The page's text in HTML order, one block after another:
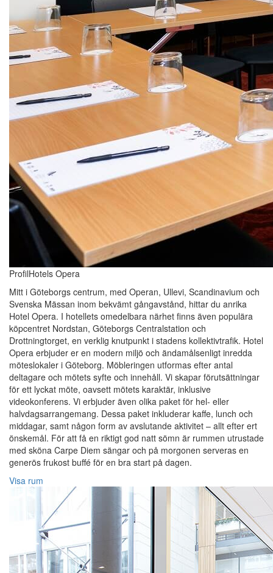
ProfilHotels Opera
Mitt i Göteborgs centrum, med Operan, Ullevi, Scandinavium och
Svenska Mässan inom bekvämt gångavstånd, hittar du anrika
Hotel Opera. I hotellets omedelbara närhet finns även populära
köpcentret Nordstan, Göteborgs Centralstation och
Drottningtorget, en verklig knutpunkt i stadens kollektivtrafik. Hotel
Opera erbjuder er en modern miljö och ändamålsenligt inredda
möteslokaler i Göteborg. Möbleringen utformas efter antal
deltagare och mötets syfte och innehåll. Vi skapar förutsättningar
för ett lyckat möte, oavsett mötets karaktär, inklusive
videokonferens. Vi erbjuder även olika paket för hel- eller
halvdagsarrangemang. Dessa paket inkluderar kaffe, lunch och
middagar, samt någon form av avslutande aktivitet – allt efter ert
önskemål. För att få en riktigt god natt sömn är rummen utrustade
med sköna Carpe Diem sängar och på morgonen serveras en
generös frukost buffé för en bra start på dagen.
Visa rum